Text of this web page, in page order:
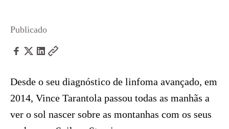
Publicado
Desde o seu diagnóstico de linfoma avançado, em
2014, Vince Tarantola passou todas as manhãs a
ver o sol nascer sobre as montanhas com os seus